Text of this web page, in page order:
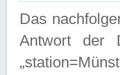
Das
Antwort der